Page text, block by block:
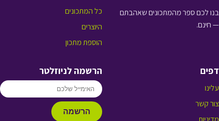
בנו לכם ספר מהמתכונים שאהבתם
— חינם.
כל המתכונים
היוצרים
הוספת מתכון
דפים
עלינו
צור קשר
הרשמה לניוזלטר
הרשמה